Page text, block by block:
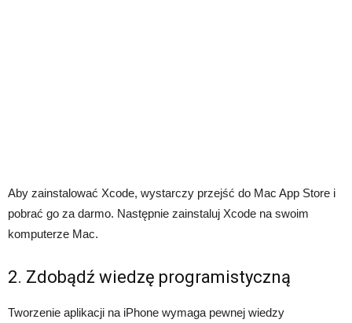
Aby zainstalować Xcode, wystarczy przejść do Mac App Store i
pobrać go za darmo. Następnie zainstaluj Xcode na swoim
komputerze Mac.
2. Zdobądź wiedzę programistyczną
Tworzenie aplikacji na iPhone wymaga pewnej wiedzy